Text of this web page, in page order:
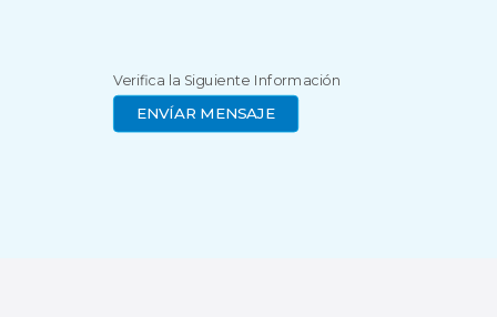
Verifica la Siguiente Información